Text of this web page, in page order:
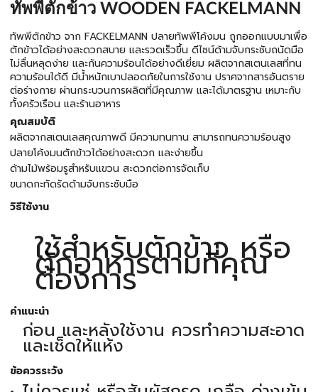
ทัพพีตักข้าว WOODEN FACKELMANN
ทัพพีตักข้าว จาก FACKELMANN ปลายทัพพีโค้งมน ถูกออกแบบมาเพื่อ
ตักข้าวได้อย่างสะดวกสบาย และรวดเร็วขึ้น ดีไซน์ด้ามจับกระชับถนัดมือ
ไม่ลื่นหลุดง่าย และกันความร้อนได้อย่างดีเยี่ยม ผลิตจากสเตนเลสที่ทน
ความร้อนได้ดี มีน้ำหนักเบาปลอดภัยในการใช้งาน ปราศจากสารอันตราย
ต่อร่างกาย ผ่านกระบวนการผลิตที่มีคุณภาพ และได้มาตรฐาน เหมาะกับ
ทั้งครัวเรือน และร้านอาหาร
คุณสมบัติ
ผลิตจากสเตนเลสคุณภาพดี มีความทนทาน สามารถทนความร้อนสูง
ปลายโค้งมนตักข้าวได้อย่างสะดวก และง่ายขึ้น
ด้ามไม้พร้อมรูสำหรับเเขวน สะดวกต่อการจัดเก็บ
ขนาดกะทัดรัดด้ามจับกระชับมือ
วิธีใช้งาน
ใช้สำหรับตักข้าว หรือ
ตักอาหารตามที่คุณ
ต้องการ
คำแนะนำ
ก่อน และหลังใช้งาน ควรทำความสะอาด
และเช็ดให้แห้ง
ข้อควรระวัง